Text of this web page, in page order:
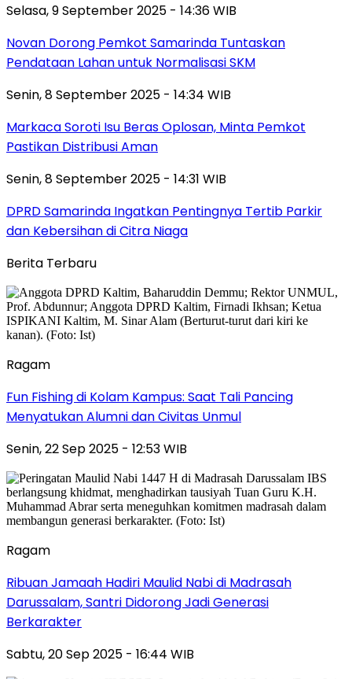
Selasa, 9 September 2025 - 14:36 WIB
Novan Dorong Pemkot Samarinda Tuntaskan
Pendataan Lahan untuk Normalisasi SKM
Senin, 8 September 2025 - 14:34 WIB
Markaca Soroti Isu Beras Oplosan, Minta Pemkot
Pastikan Distribusi Aman
Senin, 8 September 2025 - 14:31 WIB
DPRD Samarinda Ingatkan Pentingnya Tertib Parkir
dan Kebersihan di Citra Niaga
Berita Terbaru
Ragam
Fun Fishing di Kolam Kampus: Saat Tali Pancing
Menyatukan Alumni dan Civitas Unmul
Senin, 22 Sep 2025 - 12:53 WIB
Ragam
Ribuan Jamaah Hadiri Maulid Nabi di Madrasah
Darussalam, Santri Didorong Jadi Generasi
Berkarakter
Sabtu, 20 Sep 2025 - 16:44 WIB